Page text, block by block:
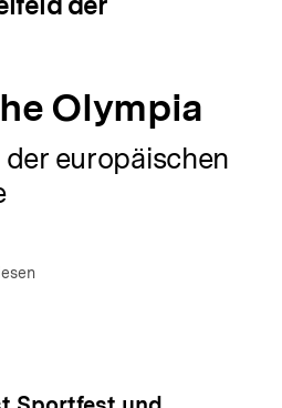
Olympia
europäischen
Autor)